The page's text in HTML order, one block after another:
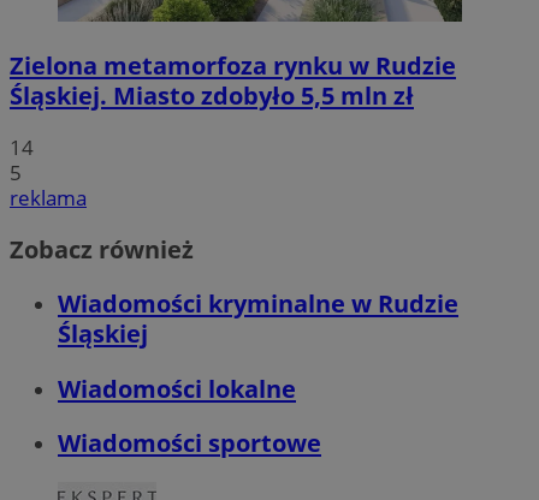
Zielona metamorfoza rynku w Rudzie
Śląskiej. Miasto zdobyło 5,5 mln zł
14
5
reklama
Zobacz również
Wiadomości kryminalne w Rudzie
Śląskiej
Wiadomości lokalne
Wiadomości sportowe